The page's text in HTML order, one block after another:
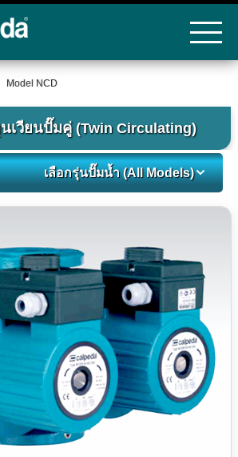
Model NCD
เวียนปั๊มคู่ (Twin Circulating)
เลือกรุ่นปั๊มน้ำ (All Models)